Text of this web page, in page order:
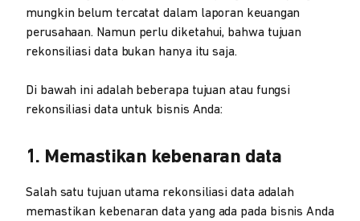
mungkin belum tercatat dalam laporan keuangan
perusahaan. Namun perlu diketahui, bahwa tujuan
rekonsiliasi data bukan hanya itu saja.
Di bawah ini adalah beberapa tujuan atau fungsi
rekonsiliasi data untuk bisnis Anda:
1. Memastikan kebenaran data
Salah satu tujuan utama rekonsiliasi data adalah
memastikan kebenaran data yang ada pada bisnis Anda